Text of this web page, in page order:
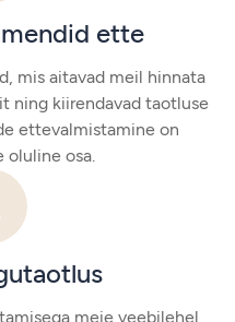
ette
mis aitavad meil hinnata
ning kiirendavad taotluse
ettevalmistamine on
oluline osa.
meie veebilehel